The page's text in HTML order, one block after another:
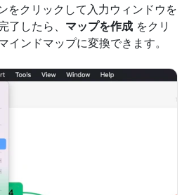
をクリックして入力ウィンドウを
了したら、 マップを作成 をクリ
インドマップに変換できます。